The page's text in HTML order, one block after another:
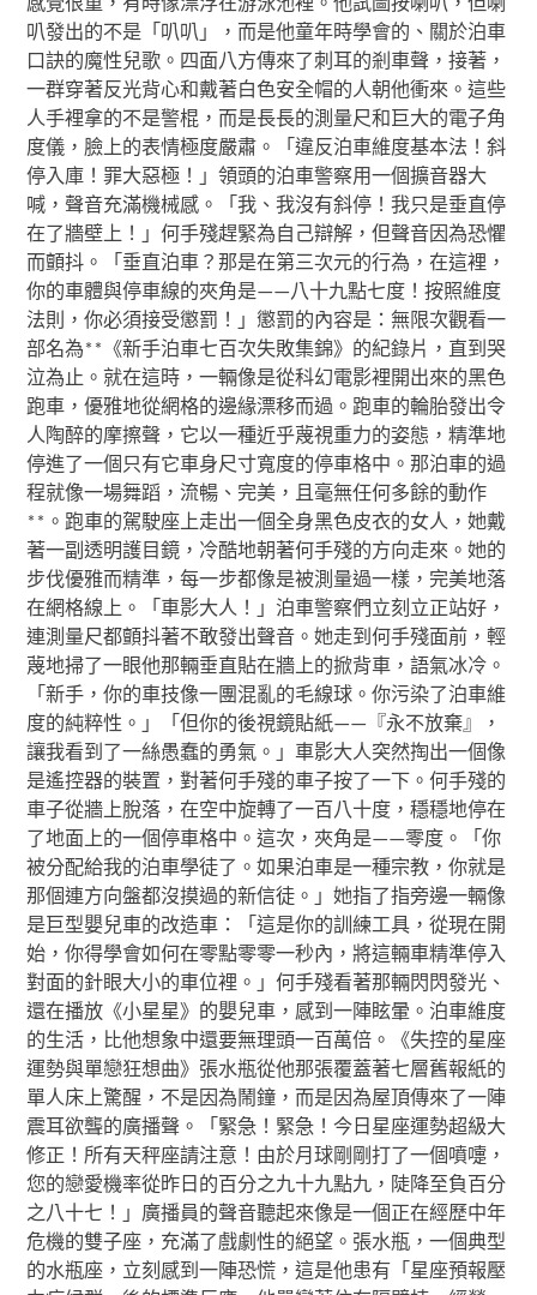
感覺很重，有時像漂浮在游泳池裡。他試圖按喇叭，但喇
叭發出的不是「叭叭」，而是他童年時學會的、關於泊車
口訣的魔性兒歌。四面八方傳來了刺耳的剎車聲，接著，
一群穿著反光背心和戴著白色安全帽的人朝他衝來。這些
人手裡拿的不是警棍，而是長長的測量尺和巨大的電子角
度儀，臉上的表情極度嚴肅。「違反泊車維度基本法！斜
停入庫！罪大惡極！」領頭的泊車警察用一個擴音器大
喊，聲音充滿機械感。「我、我沒有斜停！我只是垂直停
在了牆壁上！」何手殘趕緊為自己辯解，但聲音因為恐懼
而顫抖。「垂直泊車？那是在第三次元的行為，在這裡，
你的車體與停車線的夾角是——八十九點七度！按照維度
法則，你必須接受懲罰！」懲罰的內容是：無限次觀看一
部名為**《新手泊車七百次失敗集錦》的紀錄片，直到哭
泣為止。就在這時，一輛像是從科幻電影裡開出來的黑色
跑車，優雅地從網格的邊緣漂移而過。跑車的輪胎發出令
人陶醉的摩擦聲，它以一種近乎蔑視重力的姿態，精準地
停進了一個只有它車身尺寸寬度的停車格中。那泊車的過
程就像一場舞蹈，流暢、完美，且毫無任何多餘的動作
**。跑車的駕駛座上走出一個全身黑色皮衣的女人，她戴
著一副透明護目鏡，冷酷地朝著何手殘的方向走來。她的
步伐優雅而精準，每一步都像是被測量過一樣，完美地落
在網格線上。「車影大人！」泊車警察們立刻立正站好，
連測量尺都顫抖著不敢發出聲音。她走到何手殘面前，輕
蔑地掃了一眼他那輛垂直貼在牆上的掀背車，語氣冰冷。
「新手，你的車技像一團混亂的毛線球。你污染了泊車維
度的純粹性。」「但你的後視鏡貼紙——『永不放棄』，
讓我看到了一絲愚蠢的勇氣。」車影大人突然掏出一個像
是遙控器的裝置，對著何手殘的車子按了一下。何手殘的
車子從牆上脫落，在空中旋轉了一百八十度，穩穩地停在
了地面上的一個停車格中。這次，夾角是——零度。「你
被分配給我的泊車學徒了。如果泊車是一種宗教，你就是
那個連方向盤都沒摸過的新信徒。」她指了指旁邊一輛像
是巨型嬰兒車的改造車：「這是你的訓練工具，從現在開
始，你得學會如何在零點零零一秒內，將這輛車精準停入
對面的針眼大小的車位裡。」何手殘看著那輛閃閃發光、
還在播放《小星星》的嬰兒車，感到一陣眩暈。泊車維度
的生活，比他想象中還要無理頭一百萬倍。《失控的星座
運勢與單戀狂想曲》張水瓶從他那張覆蓋著七層舊報紙的
單人床上驚醒，不是因為鬧鐘，而是因為屋頂傳來了一陣
震耳欲聾的廣播聲。「緊急！緊急！今日星座運勢超級大
修正！所有天秤座請注意！由於月球剛剛打了一個噴嚏，
您的戀愛機率從昨日的百分之九十九點九，陡降至負百分
之八十七！」廣播員的聲音聽起來像是一個正在經歷中年
危機的雙子座，充滿了戲劇性的絕望。張水瓶，一個典型
的水瓶座，立刻感到一陣恐慌，這是他患有「星座預報壓